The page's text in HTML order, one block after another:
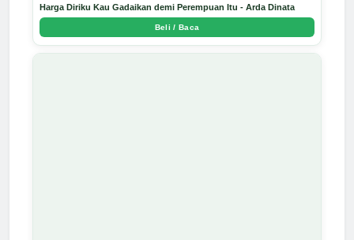
Harga Diriku Kau Gadaikan demi Perempuan Itu - Arda Dinata
Beli / Baca